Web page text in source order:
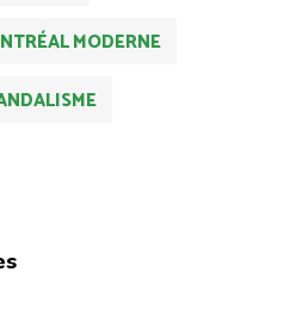
MODERNE